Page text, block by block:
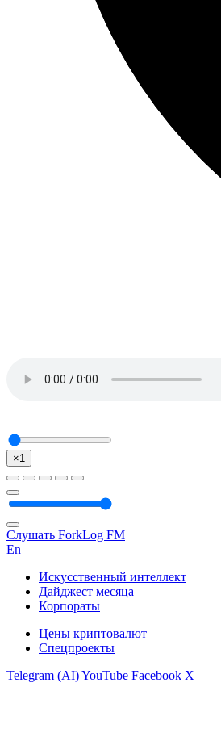
×1
Слушать ForkLog FM
En
Искусственный интеллект
Дайджест месяца
Корпораты
Цены криптовалют
Спецпроекты
Telegram (AI)YouTube Facebook X